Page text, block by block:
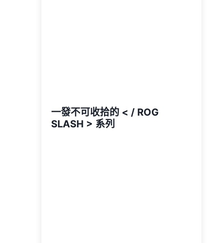
一發不可收拾的 < / ROG
SLASH > 系列